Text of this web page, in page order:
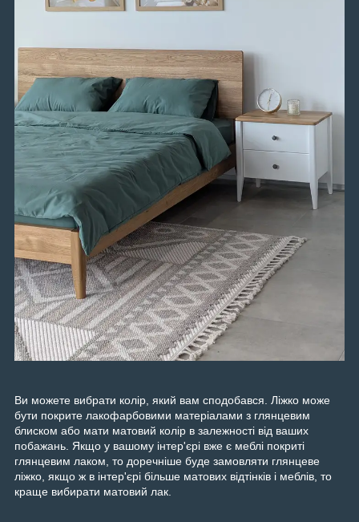
Ви можете вибрати колір, який вам сподобався. Ліжко може
бути покрите лакофарбовими матеріалами з глянцевим
блиском або мати матовий колір в залежності від ваших
побажань. Якщо у вашому інтер'єрі вже є меблі покриті
глянцевим лаком, то доречніше буде замовляти глянцеве
ліжко, якщо ж в інтер'єрі більше матових відтінків і меблів, то
краще вибирати матовий лак.